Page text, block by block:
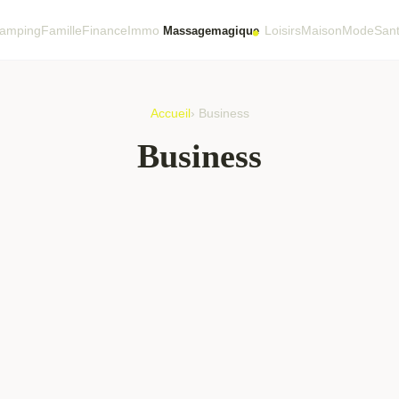
FamilleFinanceImmo LoisirsMaisonMode
Accueil › Business
Business